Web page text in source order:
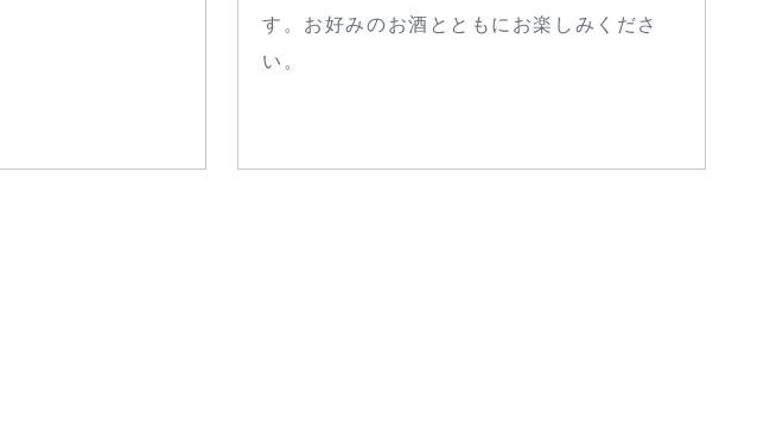
す。お好みのお酒とともにお楽しみくださ
い。